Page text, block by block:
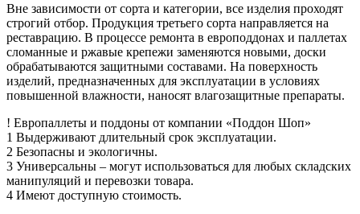
Вне зависимости от сорта и категории, все изделия проходят
строгий отбор. Продукция третьего сорта направляется на
реставрацию. В процессе ремонта в европоддонах и паллетах
сломанные и ржавые крепежи заменяются новыми, доски
обрабатываются защитными составами. На поверхность
изделий, предназначенных для эксплуатации в условиях
повышенной влажности, наносят влагозащитные препараты.
! Европаллеты и поддоны от компании «Поддон Шоп»
1 Выдерживают длительный срок эксплуатации.
2 Безопасны и экологичны.
3 Универсальны – могут использоваться для любых складских
манипуляций и перевозки товара.
4 Имеют доступную стоимость.